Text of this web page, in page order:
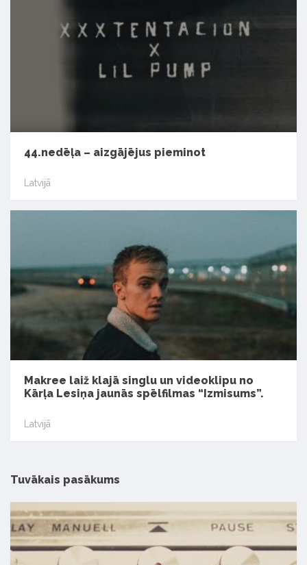
44.nedēļa – aizgājējus pieminot
Latvijā
Makree laiž klajā singlu un videoklipu no
Kārļa Lesiņa jaunās spēlfilmas “Izmisums”.
Latvijā
Tuvākais pasākums